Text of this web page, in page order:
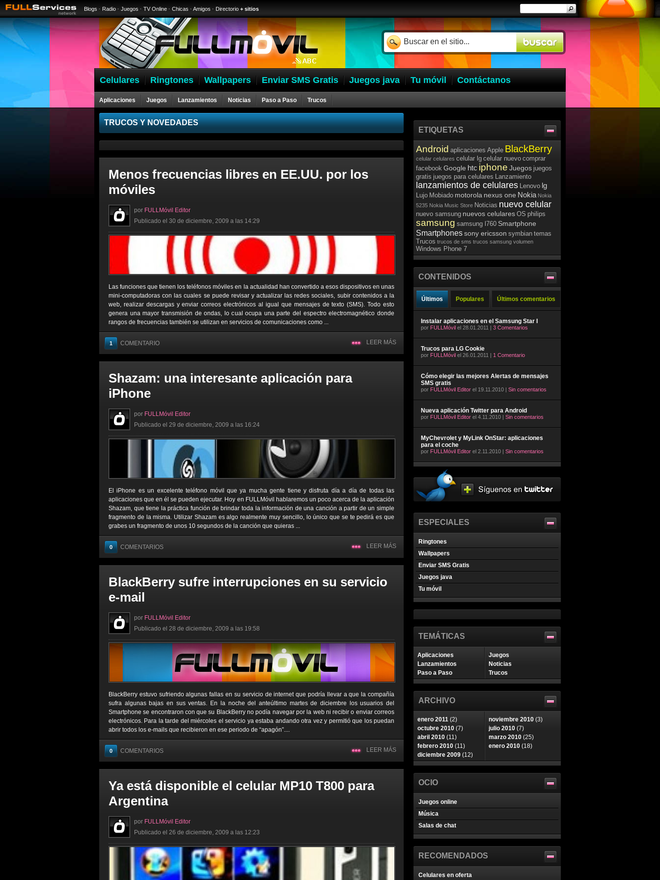
Blogs · Radio · Juegos · TV Online · Chicas · Amigos · Directorio + sitios
Celulares Ringtones Wallpapers Enviar SMS Gratis Juegos java Tu móvil Contáctanos
Aplicaciones Juegos Lanzamientos Noticias Paso a Paso Trucos
Celulares
TRUCOS Y NOVEDADES
Menos frecuencias libres en EE.UU. por los
móviles
por FULLMóvil Editor
Publicado el 30 de diciembre, 2009 a las 14:29
Las funciones que tienen los teléfonos móviles en la actualidad han convertido a esos dispositivos en unas
mini-computadoras con las cuales se puede revisar y actualizar las redes sociales, subir contenidos a la
web, realizar descargas y enviar correos electrónicos al igual que mensajes de texto (SMS). Todo esto
genera una mayor transmisión de ondas, lo cual ocupa una parte del espectro electromagnético donde
rangos de frecuencias también se utilizan en servicios de comunicaciones como ...
1 COMENTARIO LEER MÁS
Shazam: una interesante aplicación para
iPhone
por FULLMóvil Editor
Publicado el 29 de diciembre, 2009 a las 16:24
El iPhone es un excelente teléfono móvil que ya mucha gente tiene y disfruta día a día de todas las
aplicaciones que en él se pueden ejecutar. Hoy en FULLMóvil hablaremos un poco acerca de la aplicación
Shazam, que tiene la práctica función de brindar toda la información de una canción a partir de un simple
fragmento de la misma. Utilizar Shazam es algo realmente muy sencillo, lo único que se te pedirá es que
grabes un fragmento de unos 10 segundos de la canción que quieras ...
0 COMENTARIOS LEER MÁS
BlackBerry sufre interrupciones en su servicio
e-mail
por FULLMóvil Editor
Publicado el 28 de diciembre, 2009 a las 19:58
BlackBerry estuvo sufriendo algunas fallas en su servicio de internet que podría llevar a que la compañía
sufra algunas bajas en sus ventas. En la noche del anteúltimo martes de diciembre los usuarios del
Smartphone se encontraron con que su BlackBerry no podía navegar por la web ni recibir o enviar correos
electrónicos. Para la tarde del miércoles el servicio ya estaba andando otra vez y permitió que los puedan
abrir todos los e-mails que recibieron en ese periodo de “apagón”....
0 COMENTARIOS LEER MÁS
Ya está disponible el celular MP10 T800 para
Argentina
por FULLMóvil Editor
Publicado el 26 de diciembre, 2009 a las 12:23
ETIQUETAS
Android aplicaciones Apple BlackBerry
celular celulares celular lg celular nuevo comprar
facebook Google htc iphone Juegos juegos
gratis juegos para celulares Lanzamiento
lanzamientos de celulares Lenovo lg
Lujo Mobiado motorola nexus one Nokia Nokia
5235 Nokia Music Store Noticias nuevo celular
nuevo samsung nuevos celulares OS philips
samsung samsung l760 Smartphone
Smartphonessony ericsson symbian temas
Trucos trucos de sms trucos samsung volumen
Windows Phone 7
CONTENIDOS
Últimos Populares Últimos comentarios
Instalar aplicaciones en el Samsung Star I
por FULLMóvil el 28.01.2011 | 3 Comentarios
Trucos para LG Cookie
por FULLMóvil el 26.01.2011 | 1 Comentario
Cómo elegir las mejores Alertas de mensajes
SMS gratis
por FULLMóvil Editor el 19.11.2010 | Sin comentarios
Nueva aplicación Twitter para Android
por FULLMóvil Editor el 4.11.2010 | Sin comentarios
MyChevrolet y MyLink OnStar: aplicaciones
para el coche
por FULLMóvil Editor el 2.11.2010 | Sin comentarios
ESPECIALES
Ringtones
Wallpapers
Enviar SMS Gratis
Juegos java
Tu móvil
TEMÁTICAS
Aplicaciones
Juegos
Lanzamientos
Noticias
Paso a Paso
Trucos
ARCHIVO
enero 2011 (2) noviembre 2010 (3)
octubre 2010 (7) julio 2010 (7)
abril 2010 (11) marzo 2010 (25)
febrero 2010 (11) enero 2010 (18)
diciembre 2009 (12)
OCIO
Juegos online
Música
Salas de chat
RECOMENDADOS
Celulares en oferta